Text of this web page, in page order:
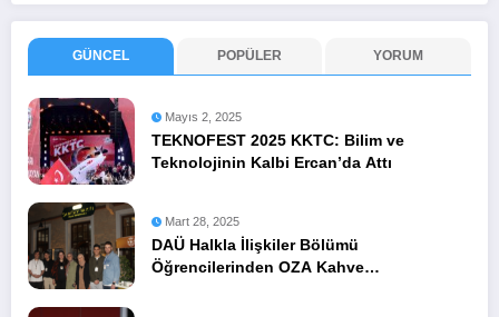
GÜNCEL POPÜLER YORUM
Mayıs 2, 2025
TEKNOFEST 2025 KKTC: Bilim ve
Teknolojinin Kalbi Ercan’da Attı
Mart 28, 2025
DAÜ Halkla İlişkiler Bölümü
Öğrencilerinden OZA Kahve